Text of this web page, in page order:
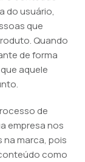
do usuário,
que
Quando
de forma
aquele
de
empresa nos
marca, pois
como